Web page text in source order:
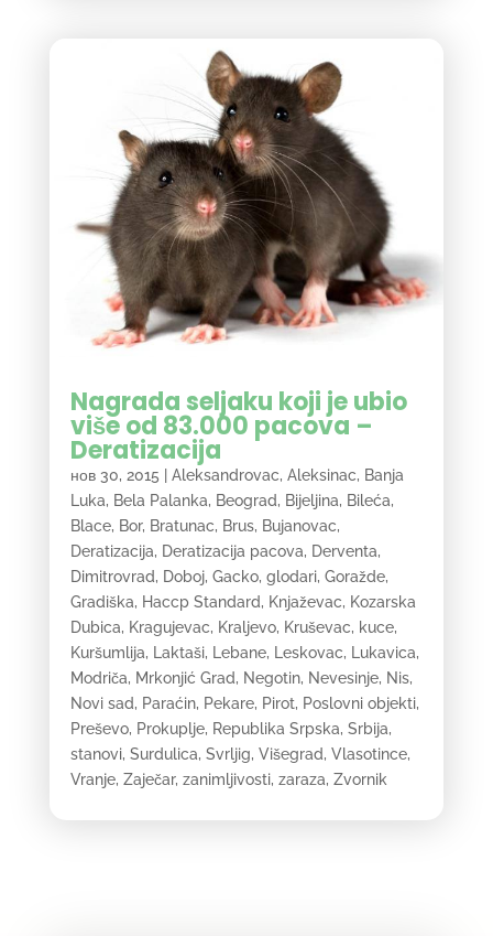
Nagrada seljaku koji je ubio
više od 83.000 pacova –
Deratizacija
нов 30, 2015 Aleksandrovac, Aleksinac, Banja
Luka, Bela Palanka, Beograd, Bijeljina, Bileća,
Blace, Bor, Bratunac, Brus, Bujanovac,
Deratizacija, Deratizacija pacova, Derventa,
Dimitrovrad, Doboj, Gacko, glodari, Goražde,
Gradiška, Haccp Standard, Knjaževac, Kozarska
Dubica, Kragujevac, Kraljevo, Kruševac, kuce,
Kuršumlija, Laktaši, Lebane, Leskovac, Lukavica,
Modriča, Mrkonjić Grad, Negotin, Nevesinje, Nis,
Novi sad, Paraćin, Pekare, Pirot, Poslovni objekti,
Preševo, Prokuplje, Republika Srpska, Srbija,
stanovi, Surdulica, Svrljig, Višegrad, Vlasotince,
Vranje, Zaječar, zanimljivosti, zaraza, Zvornik